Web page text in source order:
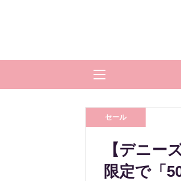
セール
【デニー
限定で「